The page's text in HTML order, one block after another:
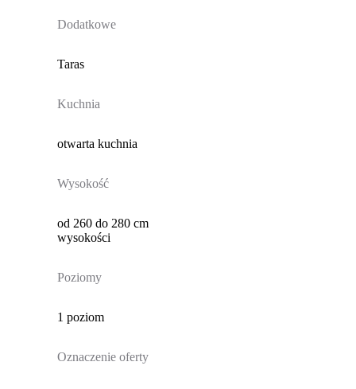
Dodatkowe
Taras
Kuchnia
otwarta kuchnia
Wysokość
od 260 do 280 cm
wysokości
Poziomy
1 poziom
Oznaczenie oferty